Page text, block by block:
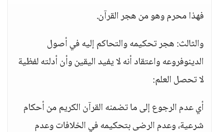
فهذا محرم وهو من هجر القرآن.
والثالث: هجر تحكيمه والتحاكم إليه في أصول
الدينوفروعه واعتقاد أنه لا يفيد اليقين وأن أدلته لفظية
لا تحصل العلم:
أي عدم الرجوع إلى ما تضمنه القرآن الكريم من أحكام
شرعية، وعدم الرضى بتحكيمه في الخلافات وعدم